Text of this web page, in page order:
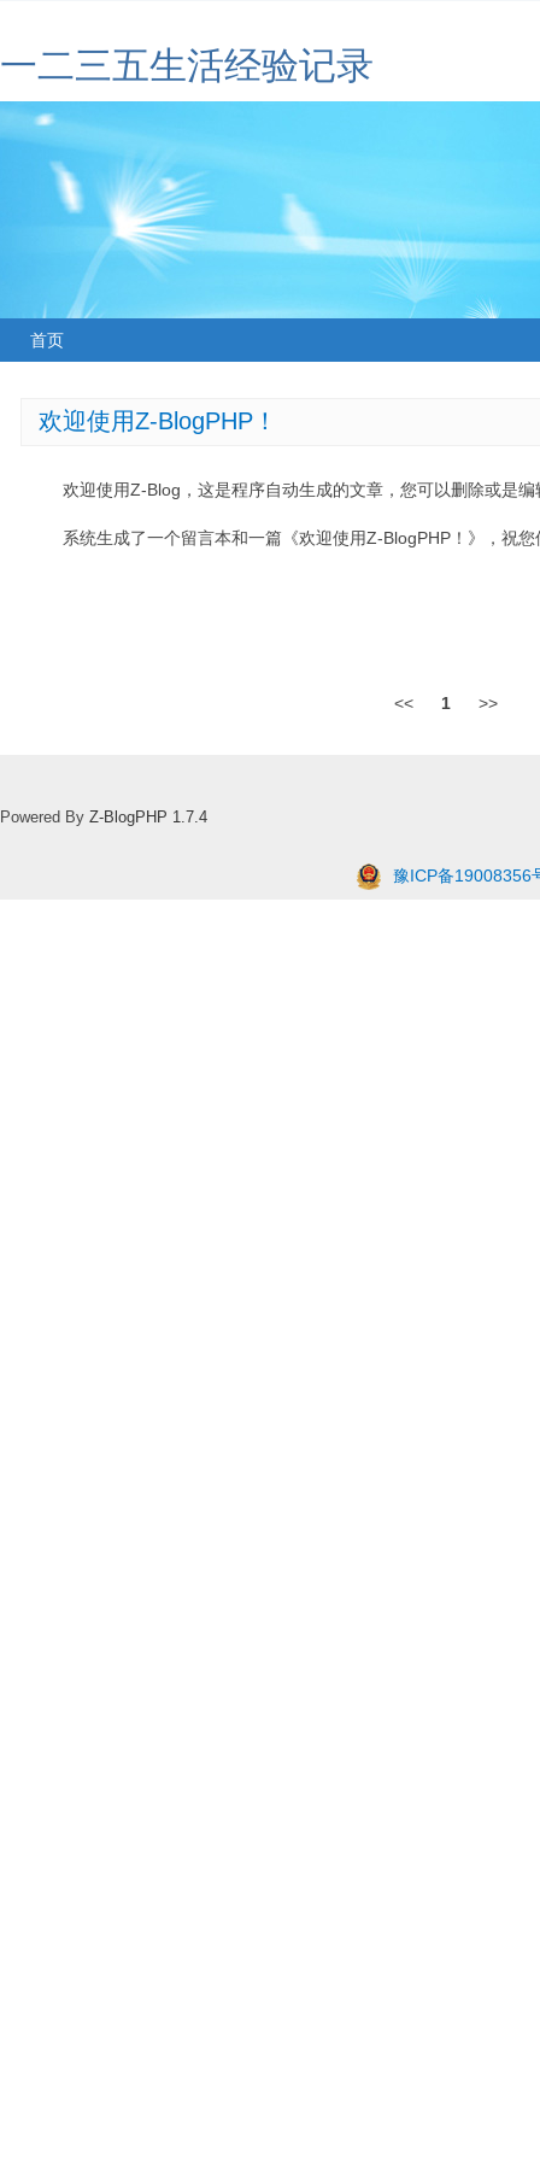
一二三五生活经验记录
首页
欢迎使用Z-BlogPHP！
欢迎使用Z-Blog，这是程序自动生成的文章，您可以删除或是编
系统生成了一个留言本和一篇《欢迎使用Z-BlogPHP！》，祝
<< 1 >>
Powered By Z-BlogPHP 1.7.4
豫ICP备19008356